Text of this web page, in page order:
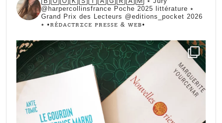
@harpercollinsfrance Poche 2025 littérature ⭑
Grand Prix des Lecteurs @editions_pocket 2026
⭑ •ꭱꭼ́ꭰꭺꮯꭲꭱꮖꮯꭼ ꮲꭱꭼꮪꮪꭼ & ꮃꭼᏼ•